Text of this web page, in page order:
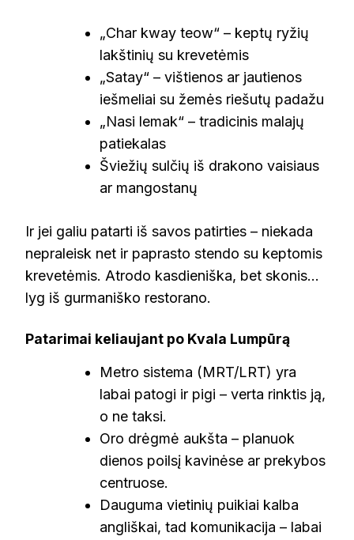
„Char kway teow“ – keptų ryžių
lakštinių su krevetėmis
„Satay“ – vištienos ar jautienos
iešmeliai su žemės riešutų padažu
„Nasi lemak“ – tradicinis malajų
patiekalas
Šviežių sulčių iš drakono vaisiaus
ar mangostanų
Ir jei galiu patarti iš savos patirties – niekada
nepraleisk net ir paprasto stendo su keptomis
krevetėmis. Atrodo kasdieniška, bet skonis…
lyg iš gurmaniško restorano.
Patarimai keliaujant po Kvala Lumpūrą
Metro sistema (MRT/LRT) yra
labai patogi ir pigi – verta rinktis ją,
o ne taksi.
Oro drėgmė aukšta – planuok
dienos poilsį kavinėse ar prekybos
centruose.
Dauguma vietinių puikiai kalba
angliškai, tad komunikacija – labai